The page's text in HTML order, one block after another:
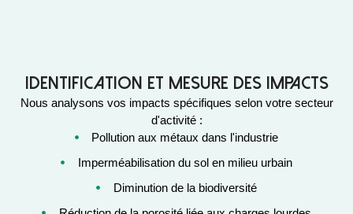
Identification et mesure des impacts
Nous analysons vos impacts spécifiques selon votre secteur
d'activité :
Pollution aux métaux dans l'industrie
Imperméabilisation du sol en milieu urbain
Diminution de la biodiversité